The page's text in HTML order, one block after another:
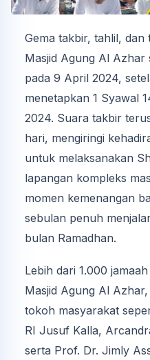
Gema takbir, tahlil, dan
Masjid Agung Al Azhar
pada 9 April 2024,
menetapkan 1 Syawal
2024. Suara takbir
hari, mengiringi
untuk melaksanakan
lapangan kompleks
momen kemenangan
sebulan penuh
bulan Ramadhan.
Lebih dari 1.000
Masjid Agung Al
tokoh masyarakat
RI Jusuf Kalla,
serta Prof. Dr. Jimly